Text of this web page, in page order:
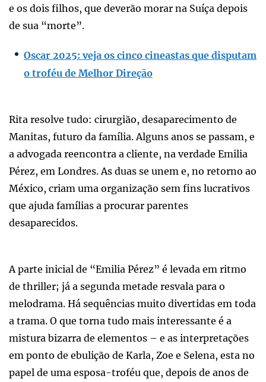
e os dois filhos, que deverão morar na Suíça depois
de sua “morte”.
Oscar 2025: veja os cinco cineastas que disputam
o troféu de Melhor Direção
Rita resolve tudo: cirurgião, desaparecimento de
Manitas, futuro da família. Alguns anos se passam, e
a advogada reencontra a cliente, na verdade Emilia
Pérez, em Londres. As duas se unem e, no retorno ao
México, criam uma organização sem fins lucrativos
que ajuda famílias a procurar parentes
desaparecidos.
A parte inicial de “Emilia Pérez” é levada em ritmo
de thriller; já a segunda metade resvala para o
melodrama. Há sequências muito divertidas em toda
a trama. O que torna tudo mais interessante é a
mistura bizarra de elementos – e as interpretações
em ponto de ebulição de Karla, Zoe e Selena, esta no
papel de uma esposa-troféu que, depois de anos de